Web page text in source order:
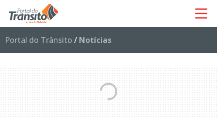
Portal do Trânsito / Notícias